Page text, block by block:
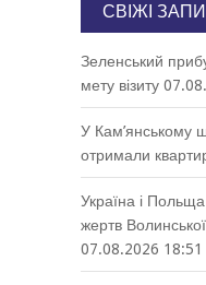
СВІЖІ
Зеленський
мету візиту
У Кам’янському
отримали
Україна і
жертв
07.08.2026 18:51